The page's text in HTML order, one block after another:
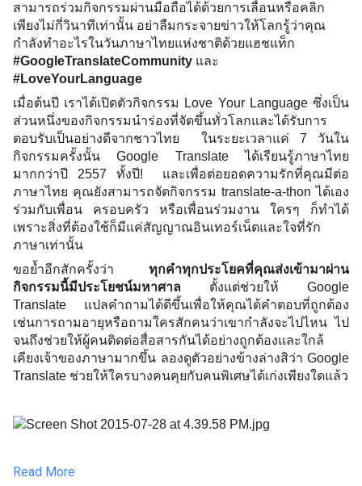
สามารถร่วมกิจกรรมผ่านมือถือได้ด้วยการเลื่อนหรือคลิก
เพียงไม่กี่วินาทีเท่านั้น อย่าลืมกระจายข่าวให้โลกรู้ว่าคุณ
#GoogleTranslateCommunity
#LoveYourLanguage
เมื่อต้นปี เราได้เปิดตัวกิจกรรม Love Your Language ซึ่งเป็น
ส่วนหนึ่งของกิจกรรมนำร่องที่จัดขึ้นทั่วโลกและได้รับการ
ตอบรับเป็นอย่างดีจากชาวไทย  ในระยะเวลาแค่ 7 วันใน
กิจกรรมครั้งนั้น Google Translate ได้เรียนรู้ภาษาไทย
มากกว่าปี 2557 ทั้งปี!  และเพื่อต่อยอดความรักที่คุณมีต่อ
ภาษาไทย คุณยังสามารถจัดกิจกรรม translate-a-thon ได้เอง
ร่วมกับเพื่อน ครอบครัว หรือเพื่อนร่วมงาน ใครๆ ก็ทำได้
เพราะสิ่งที่ต้องใช้ก็มีแค่สัญญาณอินเทอร์เน็ตและใจที่รัก
ภาษาเท่านั้น
ขอย้ำอีกสักครั้งว่า ทุกคำทุกประโยคที่คุณส่งเข้ามาผ่าน
กิจกรรมนี้มีประโยชน์มหาศาล ตั้งแต่ช่วยให้ Google
Translate แปลคำถามได้ดีขึ้นเพื่อให้คุณได้คำตอบที่ถูกต้อง
เช่นการถามอายุหรือถามใครสักคนว่าเขากำลังจะไปไหน ไป
จนถึงช่วยให้ผู้คนติดต่อสื่อสารกันได้อย่างถูกต้องและใกล้
เคียงเจ้าของภาษามากขึ้น ลองดูตัวอย่างข้างล่างสิว่า Google
Translate ช่วยให้ใครบางคนคุยกับคนพิเศษได้เก่งเพียงใดแล้ว
Read More